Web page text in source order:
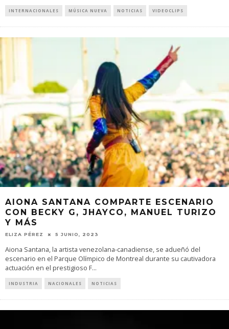
INTERNACIONALES MÚSICA NUEVA NOTICIAS VIDEOCLIPS
AIONA SANTANA COMPARTE ESCENARIO
CON BECKY G, JHAYCO, MANUEL TURIZO
Y MÁS
ELIZA PÉREZ 5 JUNIO, 2023
Aiona Santana, la artista venezolana-canadiense, se adueñó del
escenario en el Parque Olímpico de Montreal durante su cautivadora
actuación en el prestigioso F...
INDUSTRIA NACIONALES NOTICIAS